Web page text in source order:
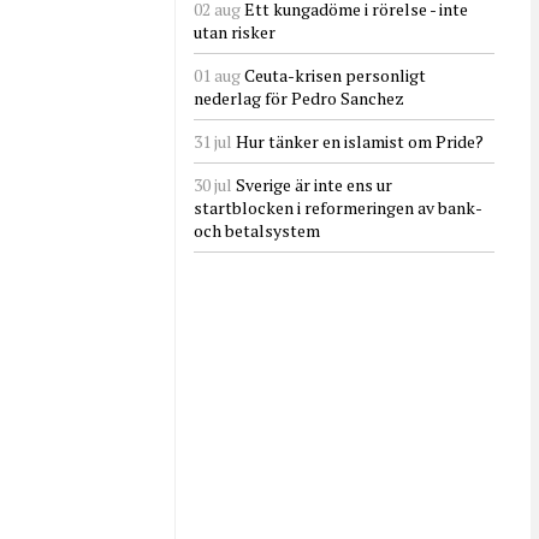
02 augEtt kungadöme i rörelse - inte
utan risker
01 augCeuta-krisen personligt
nederlag för Pedro Sanchez
31 jul Hur tänker en islamist om Pride?
30 jul Sverige är inte ens ur
startblocken i reformeringen av bank-
och betalsystem